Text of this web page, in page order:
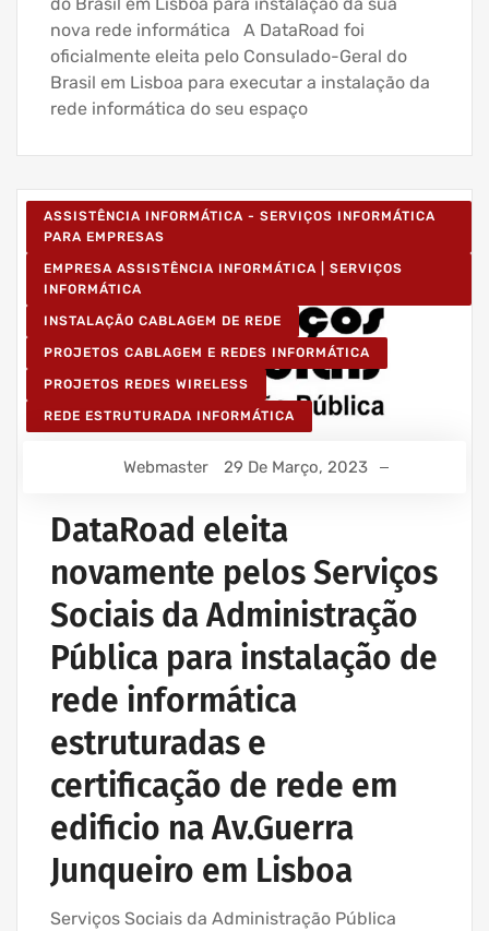
nova rede informática A DataRoad foi
oficialmente eleita pelo Consulado-Geral do
Brasil em Lisboa para executar a instalação da
rede informática do seu espaço
ASSISTÊNCIA INFORMÁTICA - SERVIÇOS INFORMÁTICA
PARA EMPRESAS
EMPRESA ASSISTÊNCIA INFORMÁTICA | SERVIÇOS
INFORMÁTICA
INSTALAÇÃO CABLAGEM DE REDE
PROJETOS CABLAGEM E REDES INFORMÁTICA
PROJETOS REDES WIRELESS
REDE ESTRUTURADA INFORMÁTICA
Webmaster 29 De Março, 2023
DataRoad eleita
novamente pelos Serviços
Sociais da Administração
Pública para instalação de
rede informática
estruturadas e
certificação de rede em
edificio na Av.Guerra
Junqueiro em Lisboa
Serviços Sociais da Administração Pública